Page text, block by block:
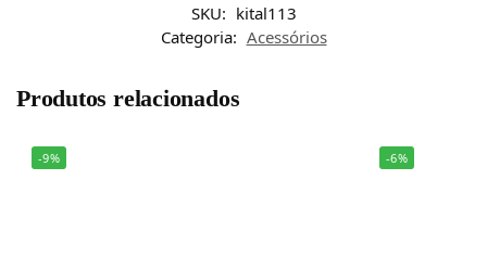
SKU: kital113
Categoria: Acessórios
Produtos relacionados
-9% -6%